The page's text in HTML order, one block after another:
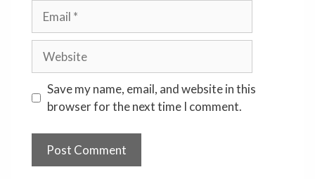
Email
Website
Save my name, email, and website in this
browser for the next time I comment.